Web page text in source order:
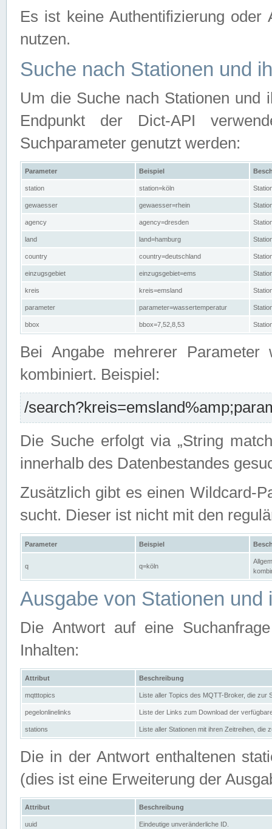
Es ist keine Authentifizierung
nutzen.
Suche nach Stationen und
Um die Suche nach Stationen und
Endpunkt der Dict-API
Suchparameter genutzt werden:
Parameter Beispiel
station station=köln
gewaesser gewaesser=rhein
agency agency=dresden
land land=hamburg
country country=deutschland
einzugsgebiet einzugsgebiet=ems
kreis kreis=emsland
parameter parameter=wassertemperatur
bbox bbox=7,52,8,53
Bei Angabe mehrerer Parameter
kombiniert. Beispiel:
/
Die Suche erfolgt via „String
innerhalb des Datenbestandes
Zusätzlich gibt es einen Wildcard-
sucht. Dieser ist nicht mit den
Parameter Beispiel
q q=köln
Ausgabe von Stationen und
Die Antwort auf eine
Inhalten:
Attribut Beschreibung
mqtttopics Liste aller Topics des MQTT-Broker, die zur
pegelonlinelinks Liste der Links zum Download der
stations Liste aller Stationen mit ihren Zeitreihen, die
Die in der Antwort enthaltenen
(dies ist eine Erweiterung der
Attribut Beschreibung
uuid Eindeutige unveränderliche ID.